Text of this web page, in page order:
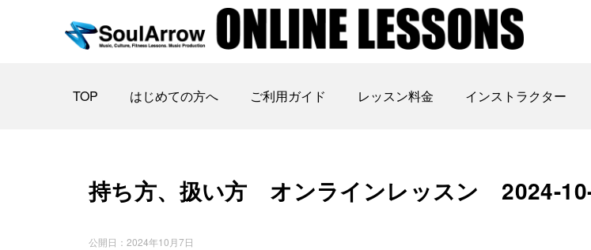
TOP はじめての方へ ご利用ガイド レッスン料金 インストラクター
持ち方、扱い方 オンラインレッスン 2024-
公開日： 2024年10月7日